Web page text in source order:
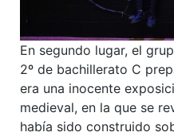
En segundo lugar, el
2º de bachillerato C
era una inocente
medieval, en la que se
había sido construido